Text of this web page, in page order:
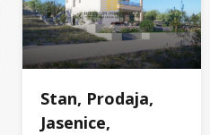
Stan, Prodaja,
Jasenice,